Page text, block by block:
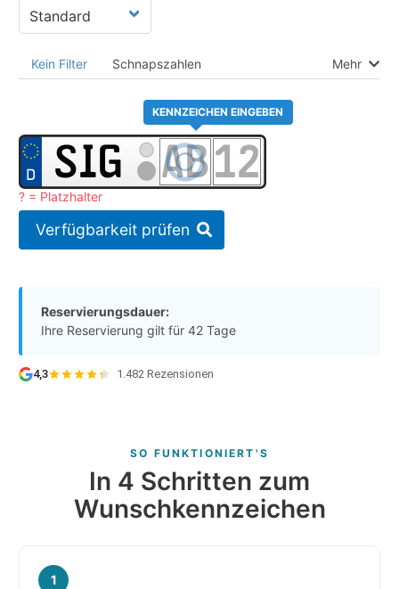
Kein Filter Schnapszahlen Mehr
KENNZEICHEN EINGEBEN
? = Platzhalter
Verfügbarkeit prüfen
Reservierungsdauer:
Ihre Reservierung gilt für 42 Tage
4,3 · 1.482 Rezensionen
SO FUNKTIONIERT'S
In 4 Schritten zum
Wunschkennzeichen
1